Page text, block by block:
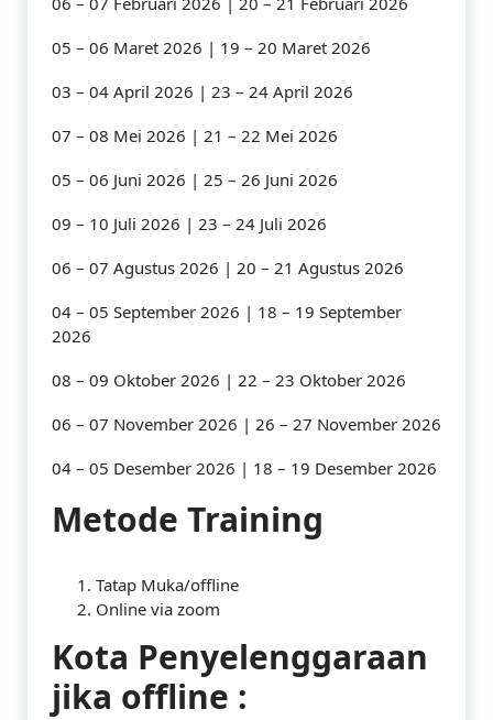
05 – 06 Maret 2026 | 19 – 20 Maret 2026
03 – 04 April 2026 | 23 – 24 April 2026
07 – 08 Mei 2026 | 21 – 22 Mei 2026
05 – 06 Juni 2026 | 25 – 26 Juni 2026
09 – 10 Juli 2026 | 23 – 24 Juli 2026
06 – 07 Agustus 2026 | 20 – 21 Agustus 2026
04 – 05 September 2026 | 18 – 19 September
2026
08 – 09 Oktober 2026 | 22 – 23 Oktober 2026
06 – 07 November 2026 | 26 – 27 November 2026
04 – 05 Desember 2026 | 18 – 19 Desember 2026
Metode Training
Tatap Muka/offline
Online via zoom
Kota Penyelenggaraan
jika offline :